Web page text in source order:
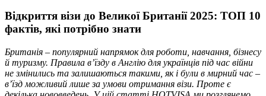
Відкриття візи до Великої Британії 2025: ТОП 10
фактів, які потрібно знати
Британія – популярний напрямок для роботи, навчання, бізнесу
й туризму. Правила в’їзду в Англію для українців під час війни
не змінились та залишаються такими, як і були в мирний час –
в’їзд можливий лише за умови отримання візи. Проте є